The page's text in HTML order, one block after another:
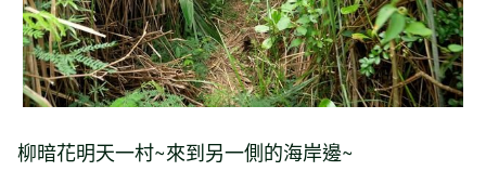
柳暗花明天一村~來到另一側的海岸邊~